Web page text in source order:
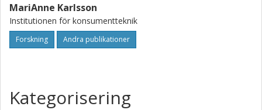
MariAnne Karlsson
Institutionen för konsumentteknik
Forskning Andra publikationer
Kategorisering